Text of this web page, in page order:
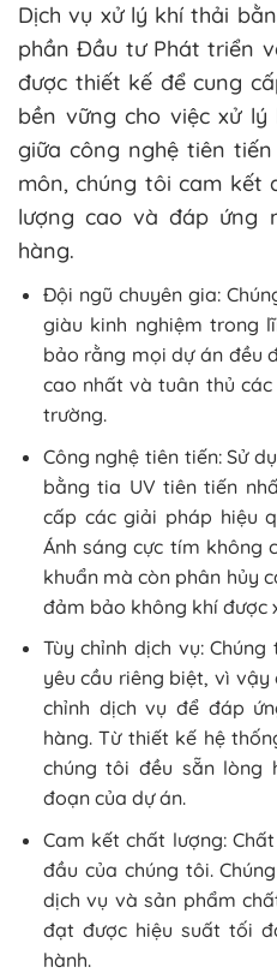
Dịch vụ xử lý khí thải
phần Đầu tư Phát triển
được thiết kế để cung
bền vững cho việc xử
giữa công nghệ tiên
môn, chúng tôi cam kết
lượng cao và đáp ứng
hàng.
Đội ngũ chuyên gia:
giàu kinh nghiệm trong
bảo rằng mọi dự án đều
cao nhất và tuân thủ
trường.
Công nghệ tiên tiến: Sử
bằng tia UV tiên tiến
cấp các giải pháp hiệu
Ánh sáng cực tím không
khuẩn mà còn phân hủy
đảm bảo không khí được
Tùy chỉnh dịch vụ:
yêu cầu riêng biệt, vì
chỉnh dịch vụ để đáp
hàng. Từ thiết kế hệ
chúng tôi đều sẵn
đoạn của dự án.
Cam kết chất lượng:
đầu của chúng tôi.
dịch vụ và sản phẩm
đạt được hiệu suất tối
hành.